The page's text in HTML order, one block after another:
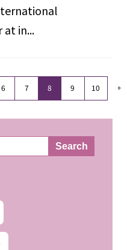
at in...
6 7 8 9 10 »
Search